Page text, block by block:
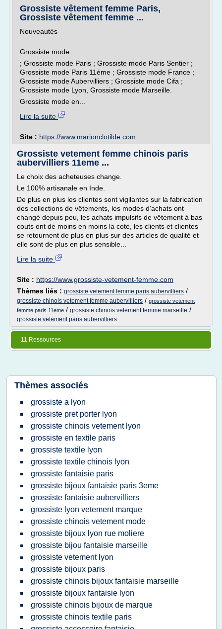
Grossiste vêtement femme Paris,
Grossiste vêtement femme ...
Nouveautés
Grossiste mode
; Grossiste mode Paris ; Grossiste mode Paris Sentier ;
Grossiste mode Paris 11ème ; Grossiste mode France ;
Grossiste mode Aubervilliers ; Grossiste mode Cifa ;
Grossiste mode Lyon, Grossiste mode Marseille.
Grossiste mode en...
Lire la suite
Site : https://www.marionclotilde.com
Grossiste vetement femme chinois paris
aubervilliers 11eme ...
Le choix des acheteuses change.
Le 100% artisanale en Inde.
De plus en plus les clientes sont vigilantes sur la fabrication
des collections de vêtements, les modes d'achats ont
changé depuis peu, les achats impulsifs de vêtement à bas
couts ont de moins en moins la cote, les clients et clientes
se retournent de plus en plus sur des articles de qualité et
elle sont de plus en plus sensible...
Lire la suite
Site : https://www.grossiste-vetement-femme.com
Thèmes liés : grossiste vetement femme paris aubervilliers /
grossiste chinois vetement femme aubervilliers / grossiste vetement
femme paris 11eme / grossiste chinois vetement femme marseille /
grossiste vetement paris aubervilliers
11 Ressources
Thèmes associés
grossiste a lyon
grossiste pret porter lyon
grossiste chinois vetement lyon
grossiste en textile paris
grossiste textile lyon
grossiste textile chinois lyon
grossiste fantaisie paris
grossiste bijoux fantaisie paris 3eme
grossiste fantaisie aubervilliers
grossiste lyon vetement marque
grossiste chinois vetement mode
grossiste bijoux lyon rue moliere
grossiste bijou fantaisie marseille
grossiste vetement lyon
grossiste bijoux paris
grossiste chinois bijoux fantaisie marseille
grossiste bijoux fantaisie lyon
grossiste chinois bijoux de marque
grossiste chinois textile paris